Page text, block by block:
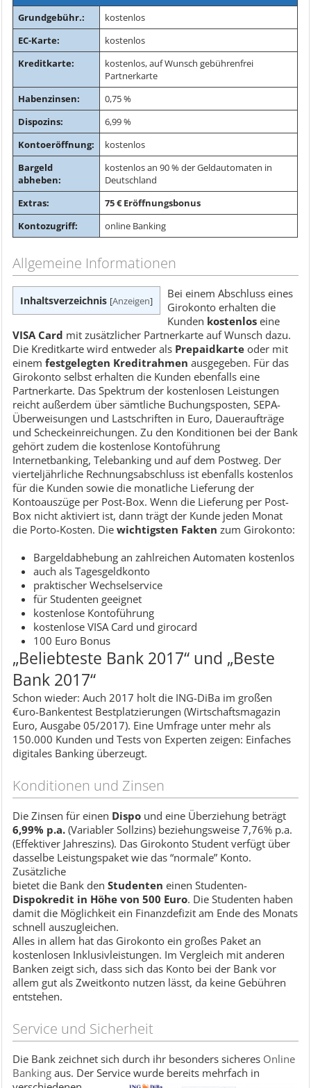
Grundgebühr.:
kostenlos
EC-Karte:
kostenlos
Kreditkarte:
kostenlos, auf Wunsch gebührenfrei
Partnerkarte
Habenzinsen:
0,75 %
Dispozins:
6,99 %
Kontoeröffnung:
kostenlos
Bargeld
abheben:
kostenlos an 90 % der Geldautomaten in
Deutschland
Extras:
75 € Eröffnungsbonus
Kontozugriff:
online Banking
Allgemeine Informationen
Inhaltsverzeichnis [Anzeigen]
Bei einem Abschluss eines
Girokonto erhalten die
Kunden kostenlos eine
VISA Card mit zusätzlicher Partnerkarte auf Wunsch dazu.
Die Kreditkarte wird entweder als Prepaidkarte oder mit
einemfestgelegten Kreditrahmen ausgegeben. Für das
Girokonto selbst erhalten die Kunden ebenfalls eine
Partnerkarte. Das Spektrum der kostenlosen Leistungen
reicht außerdem über sämtliche Buchungsposten, SEPA-
Überweisungen und Lastschriften in Euro, Daueraufträge
und Scheckeinreichungen. Zu den Konditionen bei der Bank
gehört zudem die kostenlose Kontoführung
Internetbanking, Telebanking und auf dem Postweg. Der
vierteljährliche Rechnungsabschluss ist ebenfalls kostenlos
für die Kunden sowie die monatliche Lieferung der
Kontoauszüge per Post-Box. Wenn die Lieferung per Post-
Box nicht aktiviert ist, dann trägt der Kunde jeden Monat
die Porto-Kosten. Diewichtigsten Fakten zum Girokonto:
Bargeldabhebung an zahlreichen Automaten kostenlos
auch als Tagesgeldkonto
praktischer Wechselservice
für Studenten geeignet
kostenlose Kontoführung
kostenlose VISA Card und girocard
100 Euro Bonus
„Beliebteste Bank 2017“ und „Beste
Bank 2017“
Schon wieder: Auch 2017 holt die ING-DiBa im großen
€uro-Bankentest Bestplatzierungen (Wirtschaftsmagazin
Euro, Ausgabe 05/2017). Eine Umfrage unter mehr als
150.000 Kunden und Tests von Experten zeigen: Einfaches
digitales Banking überzeugt.
Konditionen und Zinsen
Die Zinsen für einen Dispo und eine Überziehung beträgt
6,99% p.a. (Variabler Sollzins) beziehungsweise 7,76% p.a.
(Effektiver Jahreszins). Das Girokonto Student verfügt über
dasselbe Leistungspaket wie das “normale” Konto.
Zusätzliche
bietet die Bank denStudenten einen Studenten-
Dispokredit in Höhe von 500 Euro. Die Studenten haben
damit die Möglichkeit ein Finanzdefizit am Ende des Monats
schnell auszugleichen.
Alles in allem hat das Girokonto ein großes Paket an
kostenlosen Inklusivleistungen. Im Vergleich mit anderen
Banken zeigt sich, dass sich das Konto bei der Bank vor
allem gut als Zweitkonto nutzen lässt, da keine Gebühren
entstehen.
Service und Sicherheit
Die Bank zeichnet sich durch ihr besonders sicheres Online
Banking aus. Der Service wurde bereits mehrfach in